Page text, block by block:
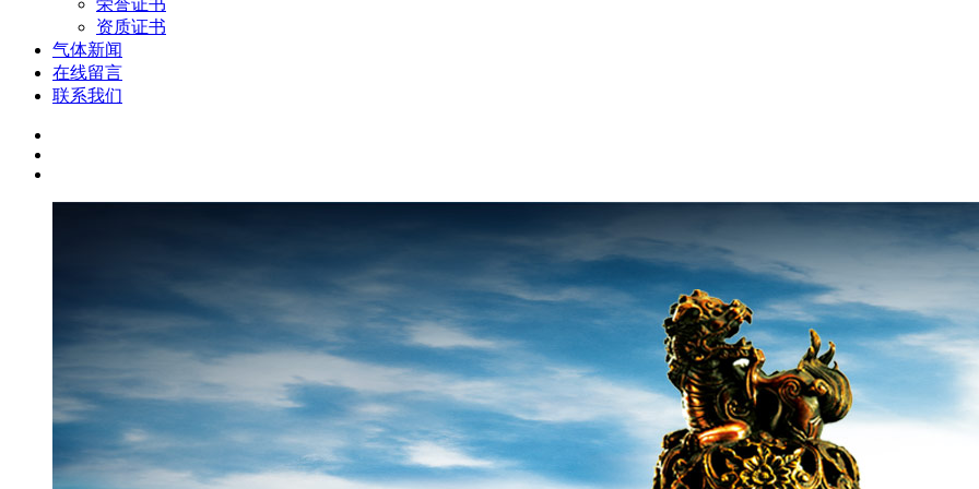
荣誉证书
资质证书
气体新闻
在线留言
联系我们